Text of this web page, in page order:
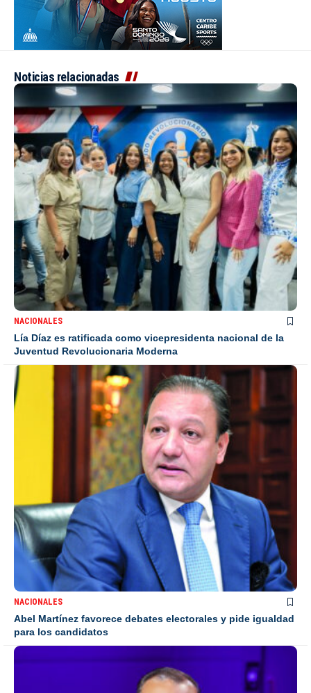
Noticias relacionadas
NACIONALES
Lía Díaz es ratificada como vicepresidenta nacional de la
Juventud Revolucionaria Moderna
NACIONALES
Abel Martínez favorece debates electorales y pide igualdad
para los candidatos